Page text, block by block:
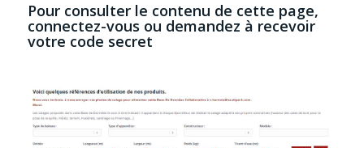
Pour consulter le contenu de cette page,
connectez-vous ou demandez à recevoir
votre code secret